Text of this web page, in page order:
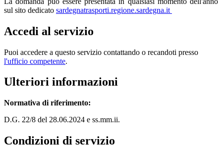
sul sito dedicato sardegnatrasporti.regione.sardegna.it
Accedi al servizio
Puoi accedere a questo servizio contattando o recandoti presso
l'ufficio competente.
Ulteriori informazioni
Normativa di riferimento:
D.G. 22/8 del 28.06.2024 e ss.mm.ii.
Condizioni di servizio